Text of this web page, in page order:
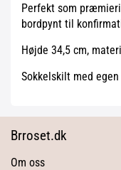
Perfekt som
bordpynt til
Højde 34,5 cm,
Sokkelskilt med
Brroset.dk
Om oss